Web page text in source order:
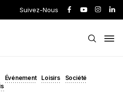
Suivez-Nous
Événement Loisirs
Société